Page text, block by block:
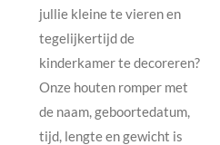
jullie kleine te vieren en
tegelijkertijd de
kinderkamer te decoreren?
Onze houten romper met
de naam, geboortedatum,
tijd, lengte en gewicht is